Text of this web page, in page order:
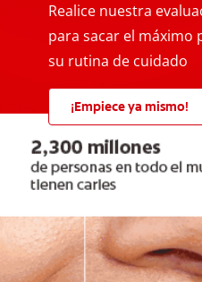
Realice nuestra
para sacar el máximo
su rutina de cuidado
¡Empiece ya mismo!